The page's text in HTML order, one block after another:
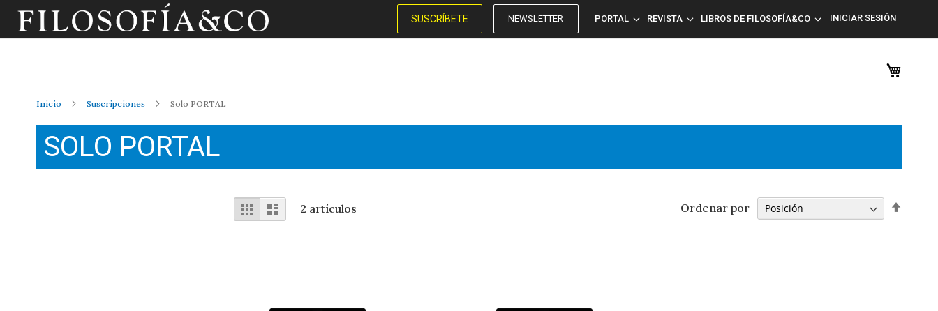
SUSCRÍBETE NEWSLETTER PORTAL REVISTA LIBROS DE FILOSOFÍA&CO INICIAR SESIÓN
Inicio Suscripciones Solo PORTAL
SOLO PORTAL
Ver
como
ParrillaLista2 artículos Ordenar por